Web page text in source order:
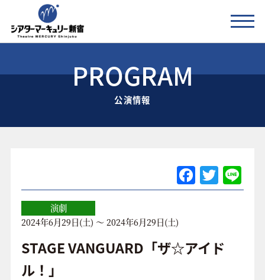
公演情報
アクセス
協賛企業 / 運営会社
お問い合わせ
PROGRAM
公演情報
F
a
b
T
w
演劇
2024年6月29日(土) ～ 2024年6月29日(土)
STAGE VANGUARD「ザ☆アイド
ル！」